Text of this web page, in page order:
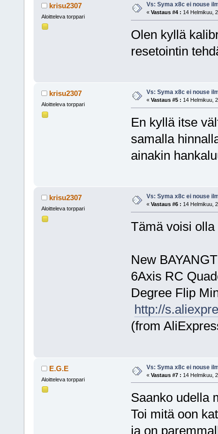
krisu2307
Aloitteleva torppari
Vs: Syma x8c ei nouse
« Vastaus #4 : 14 Helmikuu,
Olen kyllä
resetointin
krisu2307
Aloitteleva torppari
Vs: Syma x8c ei nouse
« Vastaus #5 : 14 Helmikuu,
En kyllä itse
samalla
ainakin
krisu2307
Aloitteleva torppari
Vs: Syma x8c ei nouse
« Vastaus #6 : 14 Helmikuu,
Tämä voisi
New
6Axis RC
Degree Flip
http://
(from
E.G.E
Aloitteleva torppari
Vs: Syma x8c ei nouse
« Vastaus #7 : 14 Helmikuu,
Saanko udella
Toi mitä oon
ja on